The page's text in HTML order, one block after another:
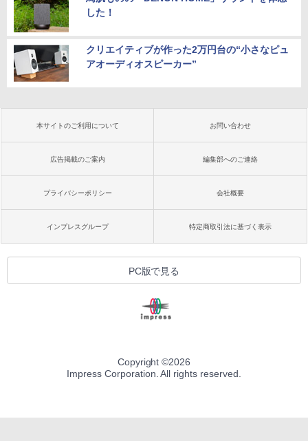
した！
クリエイティブが作った2万円台の“小さなピュ
アオーディオスピーカー”
本サイトのご利用について お問い合わせ
広告掲載のご案内 編集部へのご連絡
プライバシーポリシー 会社概要
インプレスグループ 特定商取引法に基づく表示
PC版で見る
Copyright ©2026
Impress Corporation. All rights reserved.